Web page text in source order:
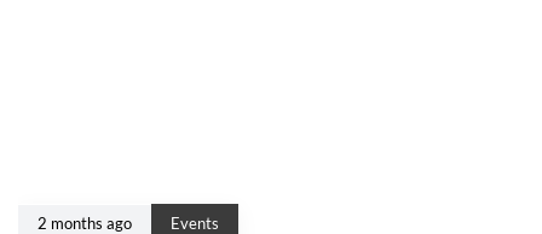
2 months ago Events